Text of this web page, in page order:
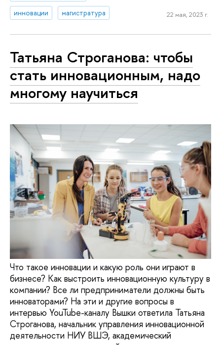
инновации
магистратура 22 мая, 2023 г.
Татьяна Строганова: чтобы
стать инновационным, надо
многому научиться
Что такое инновации и какую роль они играют в
бизнесе? Как выстроить инновационную культуру в
компании? Все ли предприниматели должны быть
инноваторами? На эти и другие вопросы в
интервью YouTube-каналу Вышки ответила Татьяна
Строганова, начальник управления инновационной
деятельности НИУ ВШЭ, академический